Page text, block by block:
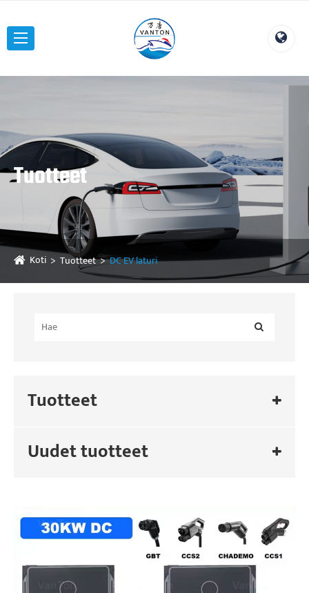
Tuotteet
Koti Tuotteet DC EV laturi
Tuotteet
Uudet tuotteet